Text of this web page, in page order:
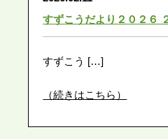
すずこうだより２０２
すずこう […]
（続きはこちら）